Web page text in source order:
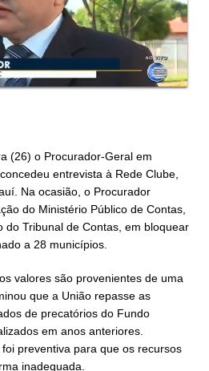
(26) o Procurador-Geral em
entrevista à Rede Clube,
Na ocasião, o Procurador
do Ministério Público de Contas,
do Tribunal de Contas, em bloquear
a 28 municípios.
valores são provenientes de uma
que a União repasse as
de precatórios do Fundo
em anos anteriores.
preventiva para que os recursos
inadequada.